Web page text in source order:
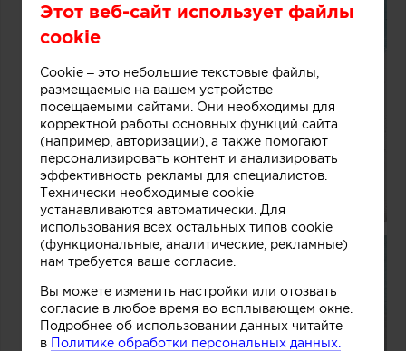
Этот веб-сайт использует файлы
cookie
Cookie – это небольшие текстовые файлы,
размещаемые на вашем устройстве
посещаемыми сайтами. Они необходимы для
корректной работы основных функций сайта
(например, авторизации), а также помогают
персонализировать контент и анализировать
эффективность рекламы для специалистов.
Технически необходимые cookie
устанавливаются автоматически. Для
использования всех остальных типов cookie
(функциональные, аналитические, рекламные)
нам требуется ваше согласие.
Вы можете изменить настройки или отозвать
согласие в любое время во всплывающем окне.
Подробнее об использовании данных читайте
в Политике обработки персональных данных.